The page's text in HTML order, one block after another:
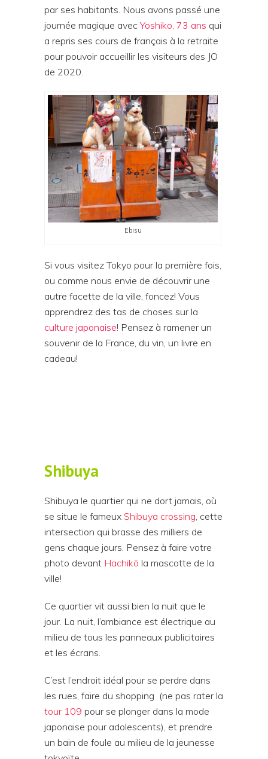
par ses habitants. Nous avons passé une
journée magique avecYoshiko, 73 ans qui
a repris ses cours de français à la retraite
pour pouvoir accueillir les visiteurs des JO
de 2020.
Ebisu
Si vous visitez Tokyo pour la première fois,
ou comme nous envie de découvrir une
autre facette de la ville, foncez! Vous
apprendrez des tas de choses sur la
culture japonaise! Pensez à ramener un
souvenir de la France, du vin, un livre en
cadeau!
Shibuya
Shibuya le quartier qui ne dort jamais, où
se situe le fameux Shibuya crossing , cette
intersection qui brasse des milliers de
gens chaque jours. Pensez à faire votre
photo devant Hachikō la mascotte de la
ville!
Ce quartier vit aussi bien la nuit que le
jour. La nuit, l’ambiance est électrique au
milieu de tous les panneaux publicitaires
et les écrans.
C’est l’endroit idéal pour se perdre dans
les rues, faire du shopping (ne pas rater la
tour 109 pour se plonger dans la mode
japonaise pour adolescents), et prendre
un bain de foule au milieu de la jeunesse